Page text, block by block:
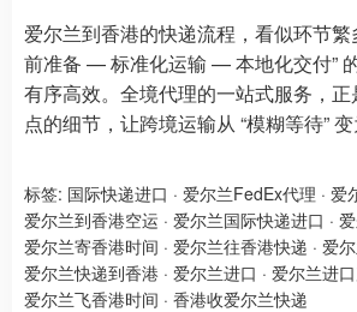
爱尔兰到香港的快递流程，看似环节繁
前准备 — 标准化运输 — 本地化交付”
有序高效。全境代理的一站式服务，
点的细节，让跨境运输从 “模糊等待” 变
标签: 国际快递进口 · 爱尔兰FedEx代理 · 爱
爱尔兰到香港空运 · 爱尔兰国际快递进口 ·
爱尔兰寄香港时间 · 爱尔兰往香港快递 · 爱
爱尔兰快递到香港 · 爱尔兰进口 · 爱尔兰进
爱尔兰飞香港时间 · 香港收爱尔兰快递 ​​